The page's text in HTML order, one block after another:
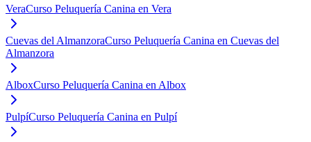
VeraCurso Peluquería Canina en Vera
Cuevas del AlmanzoraCurso Peluquería Canina en Cuevas del
Almanzora
AlboxCurso Peluquería Canina en Albox
PulpíCurso Peluquería Canina en Pulpí